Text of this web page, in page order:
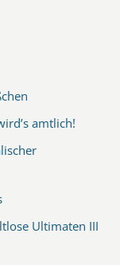
amtlich!
Ultimaten III